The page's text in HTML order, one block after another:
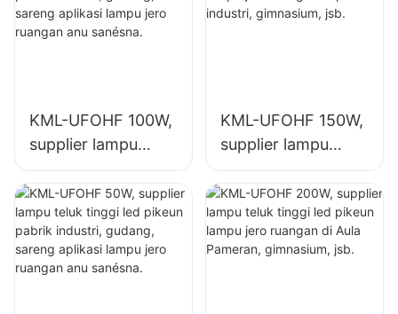
KML-UFOHF 100W,
supplier lampu
teluk tinggi led
pikeun pabrik
industri, gudang,
sareng aplikasi
lampu jero ruangan
KML-UFOHF 150W,
supplier lampu
teluk tinggi led
pikeun lampu jero
ruangan di pabrik
industri,